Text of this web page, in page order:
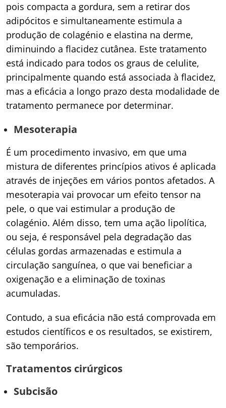
pois compacta a gordura, sem a retirar dos
adipócitos e simultaneamente estimula a
produção de colagénio e elastina na derme,
diminuindo a flacidez cutânea. Este tratamento
está indicado para todos os graus de celulite,
principalmente quando está associada à flacidez,
mas a eficácia a longo prazo desta modalidade de
tratamento permanece por determinar.
Mesoterapia
É um procedimento invasivo, em que uma
mistura de diferentes princípios ativos é aplicada
através de injeções em vários pontos afetados. A
mesoterapia vai provocar um efeito tensor na
pele, o que vai estimular a produção de
colagénio. Além disso, tem uma ação lipolítica,
ou seja, é responsável pela degradação das
células gordas armazenadas e estimula a
circulação sanguínea, o que vai beneficiar a
oxigenação e a eliminação de toxinas
acumuladas.
Contudo, a sua eficácia não está comprovada em
estudos científicos e os resultados, se existirem,
são temporários.
Tratamentos cirúrgicos
Subcisão